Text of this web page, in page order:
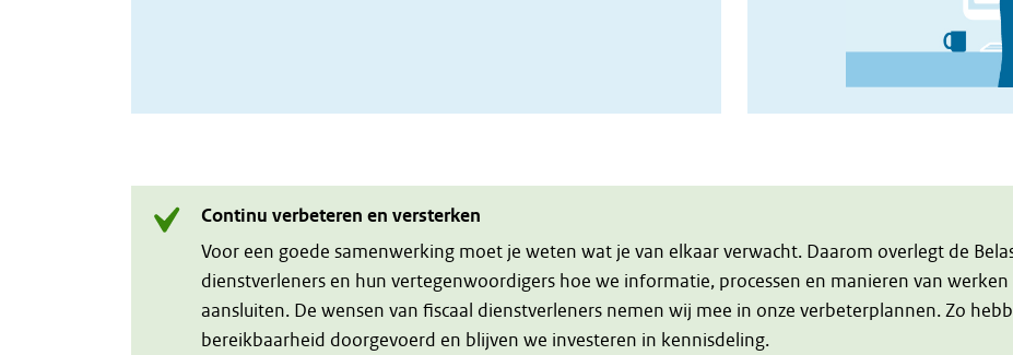
Continu verbeteren en versterken
Voor een goede samenwerking moet je weten wat je van elkaar verwacht. Daarom overlegt de
dienstverleners en hun vertegenwoordigers hoe we informatie, processen en manieren van
aansluiten. De wensen van fiscaal dienstverleners nemen wij mee in onze verbeterplannen. Zo
bereikbaarheid doorgevoerd en blijven we investeren in kennisdeling.